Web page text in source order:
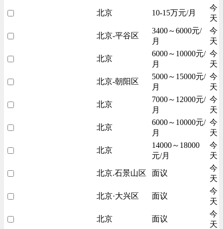
北京 10-15万元/月
今
天
北京-平谷区
3400～6000元/
月
今
天
北京
6000～10000元/
月
今
天
北京-朝阳区
5000～15000元/
月
今
天
北京
7000～12000元/
月
今
天
北京
6000～10000元/
月
今
天
北京
14000～18000
元/月
今
天
北京.石景山区 面议
今
天
北京·大兴区 面议
今
天
北京 面议
今
天